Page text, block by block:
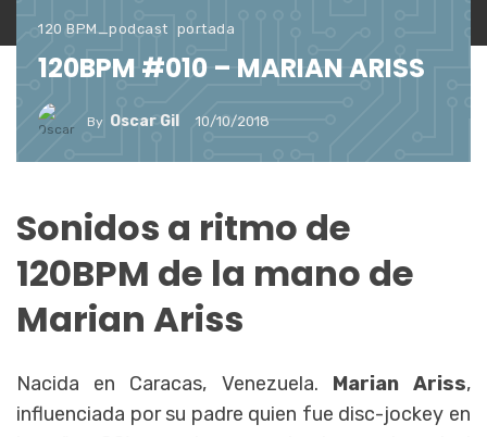
120 BPM_podcast portada
120BPM #010 – MARIAN ARISS
By Oscar Gil 10/10/2018
Sonidos a ritmo de
120BPM de la mano de
Marian Ariss
Nacida en Caracas, Venezuela. Marian Ariss,
influenciada por su padre quien fue disc-jockey en